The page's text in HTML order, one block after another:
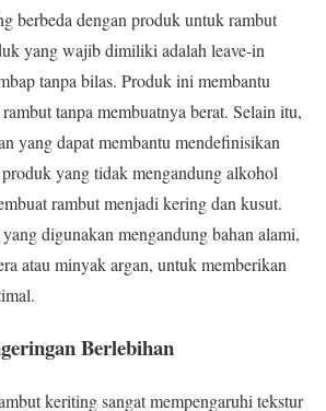
berbeda dengan produk untuk rambut
yang wajib dimiliki adalah leave-in
tanpa bilas. Produk ini membantu
tanpa membuatnya berat. Selain itu,
yang dapat membantu mendefinisikan
yang tidak mengandung alkohol
rambut menjadi kering dan kusut.
digunakan mengandung bahan alami,
atau minyak argan, untuk memberikan
Berlebihan
keriting sangat mempengaruhi tekstur